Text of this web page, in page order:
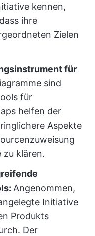
kennen,
ihre
Zielen
für
sind
für
helfen der
Aspekte
zu klären.
Angenommen,
Initiative
Produkts
Der